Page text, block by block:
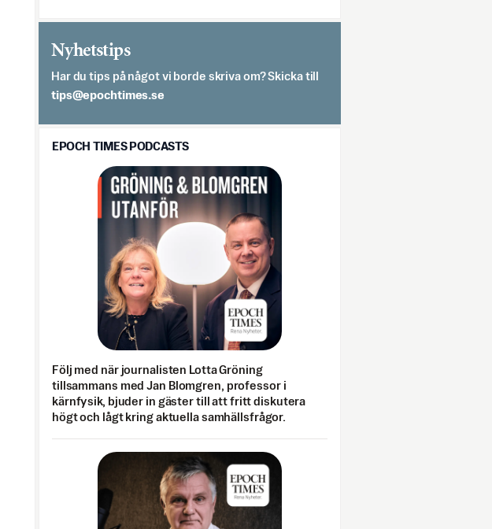
Nyhetstips
Har du tips på något vi borde skriva om? Skicka till
es.semithcope@spit
EPOCH TIMES PODCASTS
Följ med när journalisten Lotta Gröning
tillsammans med Jan Blomgren, professor i
kärnfysik, bjuder in gäster till att fritt diskutera
högt och lågt kring aktuella samhällsfrågor.